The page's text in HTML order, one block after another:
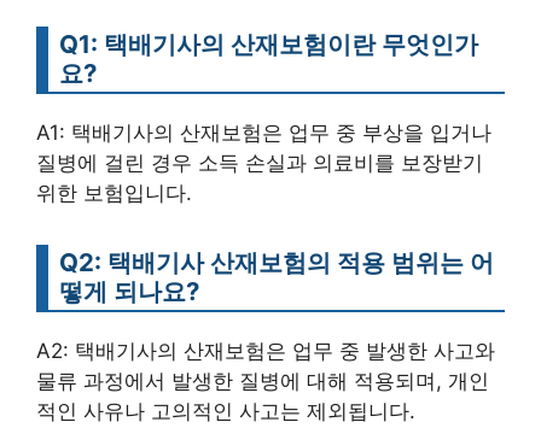
Q1: 택배기사의 산재보험이란 무엇인가
요?
A1: 택배기사의 산재보험은 업무 중 부상을 입거나
질병에 걸린 경우 소득 손실과 의료비를 보장받기
위한 보험입니다.
Q2: 택배기사 산재보험의 적용 범위는 어
떻게 되나요?
A2: 택배기사의 산재보험은 업무 중 발생한 사고와
물류 과정에서 발생한 질병에 대해 적용되며, 개인
적인 사유나 고의적인 사고는 제외됩니다.